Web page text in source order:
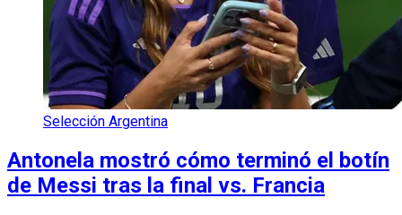
Selección Argentina
Antonela mostró cómo terminó el botín
de Messi tras la final vs. Francia